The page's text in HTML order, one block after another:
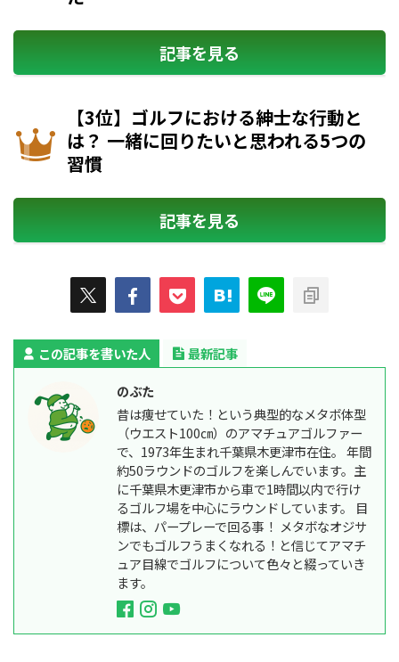
記事を見る
【3位】ゴルフにおける紳士な行動と
は？ 一緒に回りたいと思われる5つの
習慣
記事を見る
この記事を書いた人
最新記事
のぶた
昔は痩せていた！という典型的なメタボ体型
（ウエスト100㎝）のアマチュアゴルファー
で、1973年生まれ千葉県木更津市在住。 年間
約50ラウンドのゴルフを楽しんでいます。主
に千葉県木更津市から車で1時間以内で行け
るゴルフ場を中心にラウンドしています。 目
標は、パープレーで回る事！ メタボなオジサ
ンでもゴルフうまくなれる！と信じてアマチ
ュア目線でゴルフについて色々と綴っていき
ます。